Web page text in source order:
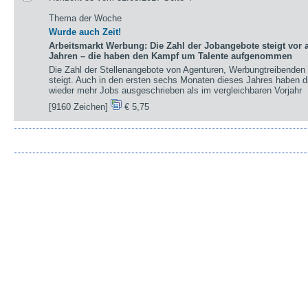
Thema der Woche
Wurde auch Zeit!
Arbeitsmarkt Werbung: Die Zahl der Jobangebote steigt vor
Jahren – die haben den Kampf um Talente aufgenommen
Die Zahl der Stellenangebote von Agenturen,
steigt. Auch in den ersten sechs Monaten dieses Jahres haben
wieder mehr Jobs ausgeschrieben als im vergleichbaren Vorjahr
[9160 Zeichen]
€ 5,75